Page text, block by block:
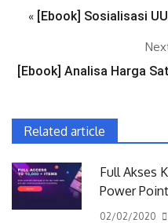
« [Ebook] Sosialisasi
[Ebook] Analisa Harga
Related article
Full Akses
Power Point
02/02/2020